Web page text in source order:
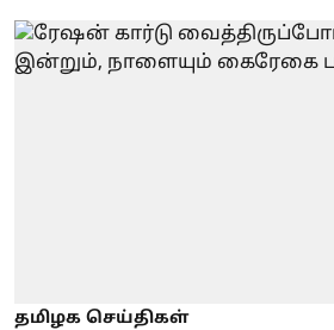
தமிழக செய்திகள்